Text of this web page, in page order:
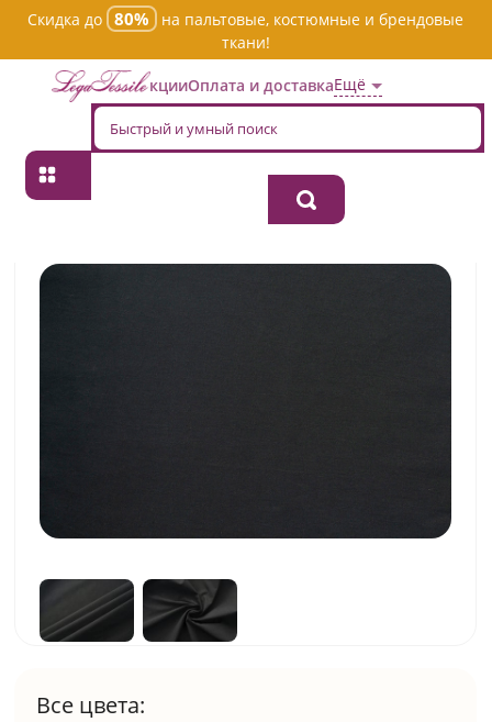
Скидка до 80%
на пальтовые, костюмные и брендовые
ткани!
АкцииОплата и доставкаЕщё
Главная
Ткань хлопок плательно-
Все цвета: